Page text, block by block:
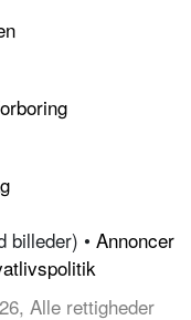
billeder) • Annoncer
Alle rettigheder